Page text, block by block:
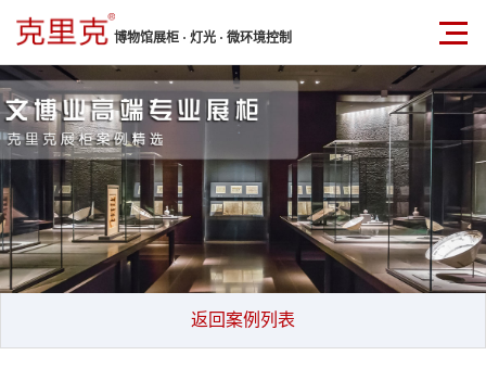
博物馆展柜 · 灯光 · 微环境控制
返回案例列表